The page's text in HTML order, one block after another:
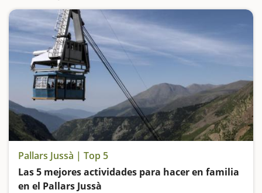
Pallars Jussà | Top 5
Las 5 mejores actividades para hacer en familia
en el Pallars Jussà